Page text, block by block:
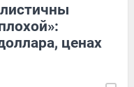
ценах